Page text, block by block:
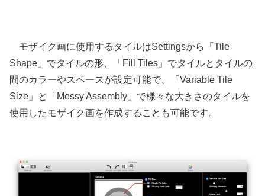
モザイク画に使用するタイルはSettingsから「Tile
Shape」でタイルの形、「Fill Tiles」でタイルとタイルの
間のカラーやスペースが設定可能で、「Variable Tile
Size」と「Messy Assembly」で様々な大きさのタイルを
使用したモザイク画を作成することも可能です。